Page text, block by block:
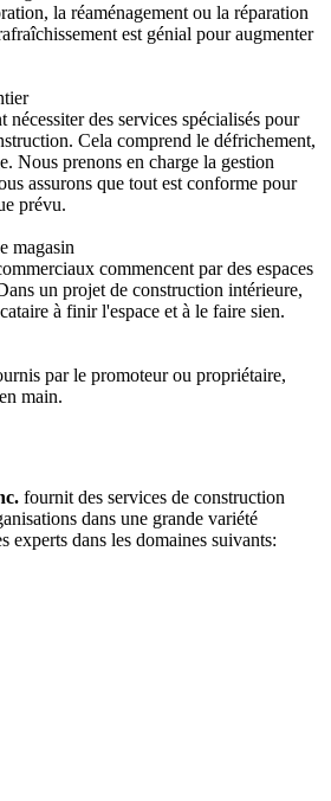
la réaménagement ou la réparation
est génial pour augmenter
nécessiter des services spécialisés pour
Cela comprend le défrichement,
Nous prenons en charge la gestion
assurons que tout est conforme pour
prévu.
magasin
commencent par des espaces
un projet de construction intérieure,
à finir l'espace et à le faire sien.
par le promoteur ou propriétaire,
main.
fournit des services de construction
dans une grande variété
experts dans les domaines suivants: